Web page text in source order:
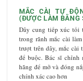
MẮC CÀI TỰ
(ĐƯỢC LÀM BẰNG
Dây cung tiếp xúc tối
trong rãnh mắc cài
trượt trên dây, mắc
để buộc. Bác sĩ chỉnh
hãng để mở và đóng
chính xác cao hơn